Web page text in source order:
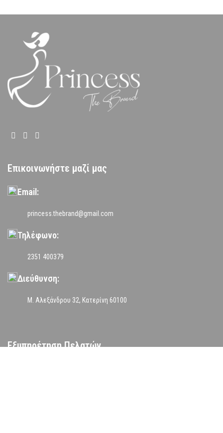
Επικοινωνήστε μαζί μας
Email:
princess.thebrand@gmail.com
Τηλέφωνο:
2351 400379
Διεύθυνση:
Μ. Αλεξάνδρου 32, Κατερίνη 60100
Εξυπηρέτηση Πελατών